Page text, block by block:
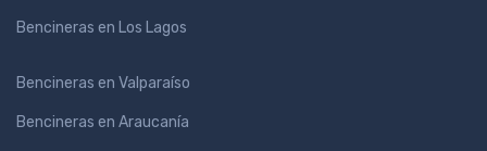
Bencineras en Los Lagos
Bencineras en Valparaíso
Bencineras en Araucanía